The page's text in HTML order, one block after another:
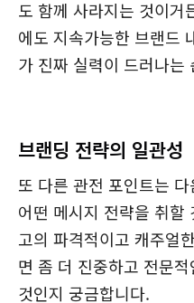
도 함께 사라지는 것이거
에도 지속가능한 브랜드
가 진짜 실력이 드러나는
브랜딩 전략의 일관성
또 다른 관전 포인트는
어떤 메시지 전략을 취할
고의 파격적이고 캐주얼
면 좀 더 진중하고 전문
것인지 궁금합니다.